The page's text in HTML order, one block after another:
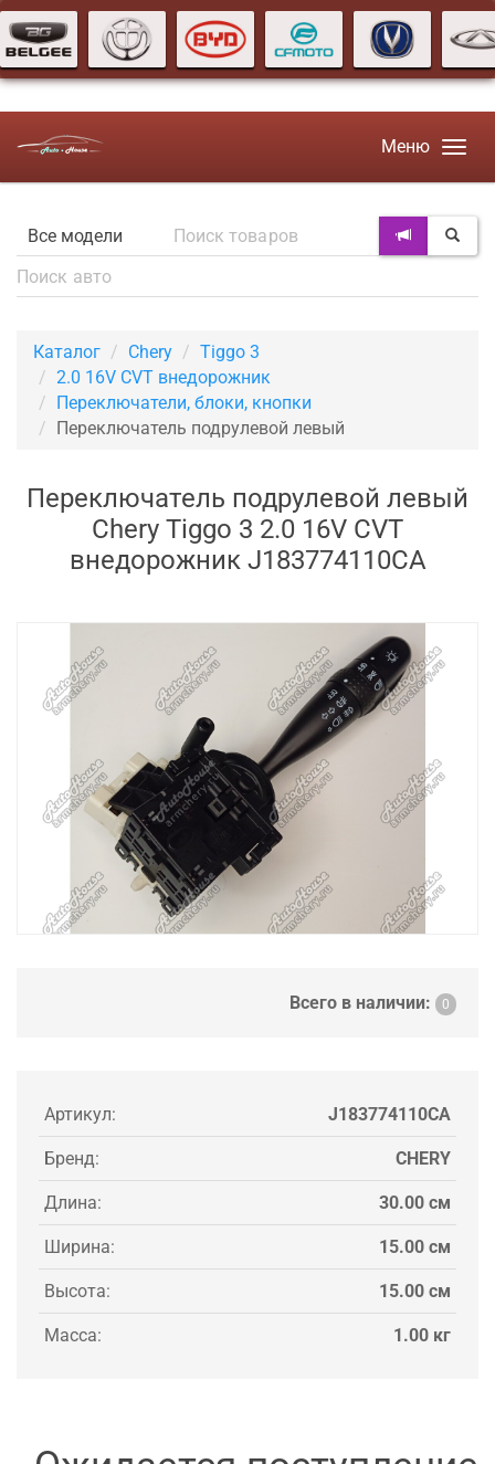
Меню
Каталог Chery
Tiggo 3
2.0 16V CVT внедорожник
Переключатели, блоки, кнопки
Переключатель подрулевой левый
Переключатель подрулевой левый
Chery Tiggo 3 2.0 16V CVT
внедорожник J183774110CA
Всего в наличии: 0
Артикул: J183774110CA
Бренд: CHERY
Длина: 30.00 см
Ширина: 15.00 см
Высота: 15.00 см
Масса: 1.00 кг